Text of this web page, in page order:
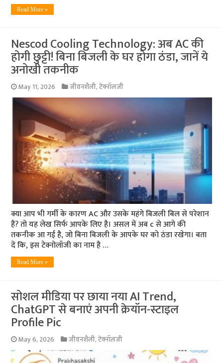
Read More »
Nescod Cooling Technology: अब AC की
होगी छुट्टी! बिना बिजली के घर होगा ठंडा, जानें ये
अनोखी तकनीक
May 11, 2026 जीवनशैली,टेक्नॉलजी
क्या आप भी गर्मी के कारण AC और उसके महंगे बिजली बिल से परेशान
हैं? तो यह लेख सिर्फ आपके लिए है। असल में अब c से आगे की
तकनीक आ गई है, जो बिना बिजली के आपके घर को ठंडा रखेगा। बता
दें कि, इस टेक्नोलॉजी का नाम है …
Read More »
सोशल मीडिया पर छाया नया AI Trend,
ChatGPT से बनाएं अपनी क्रेयॉन-स्टाइल
Profile Pic
May 6, 2026 जीवनशैली,टेक्नॉलजी